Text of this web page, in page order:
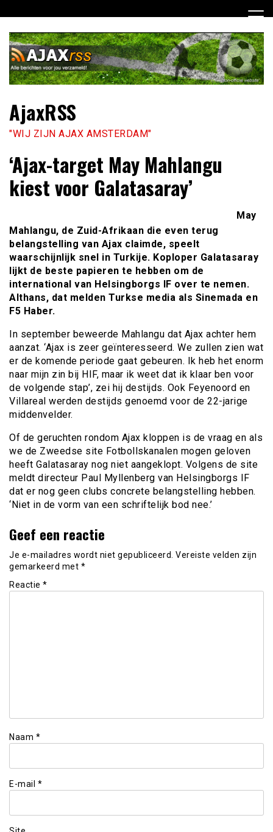
naar
inhoud
AjaxRSS
"WIJ ZIJN AJAX AMSTERDAM"
‘Ajax-target May Mahlangu
kiest voor Galatasaray’
May
Mahlangu, de Zuid-Afrikaan die even terug
belangstelling van Ajax claimde, speelt
waarschijnlijk snel in Turkije. Koploper Galatasaray
lijkt de beste papieren te hebben om de
international van Helsingborgs IF over te nemen.
Althans, dat melden Turkse media als Sinemada en
F5 Haber.
In september beweerde Mahlangu dat Ajax achter hem
aanzat. ‘Ajax is zeer geïnteresseerd. We zullen zien wat
er de komende periode gaat gebeuren. Ik heb het enorm
naar mijn zin bij HIF, maar ik weet dat ik klaar ben voor
de volgende stap’, zei hij destijds. Ook Feyenoord en
Villareal werden destijds genoemd voor de 22-jarige
middenvelder.
Of de geruchten rondom Ajax kloppen is de vraag en als
we de Zweedse site Fotbollskanalen mogen geloven
heeft Galatasaray nog niet aangeklopt. Volgens de site
meldt directeur Paul Myllenberg van Helsingborgs IF
dat er nog geen clubs concrete belangstelling hebben.
‘Niet in de vorm van een schriftelijk bod nee.’
Geef een reactie
Je e-mailadres wordt niet gepubliceerd. Vereiste velden zijn
gemarkeerd met *
Reactie *
Naam *
E-mail *